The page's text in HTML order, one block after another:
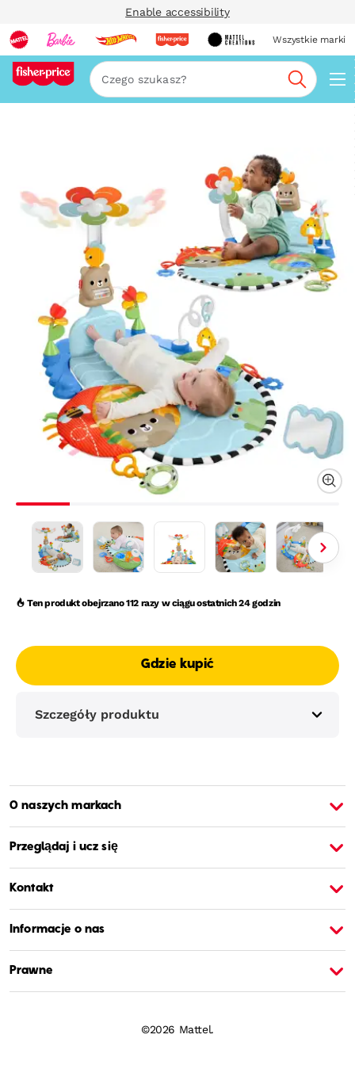
Enable accessibility
Wszystkie marki
Szukaj
Ten produkt obejrzano112 razy w ciągu ostatnich 24 godzin
Gdzie kupić
Szczegóły produktu
O naszych markach
Przeglądaj i ucz się
Kontakt
Informacje o nas
Prawne
©2026 Mattel.